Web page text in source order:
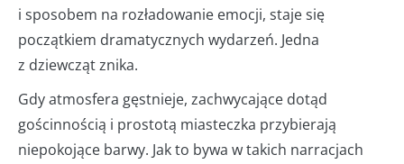
i sposobem na rozładowanie emocji, staje się
początkiem dramatycznych wydarzeń. Jedna
z dziewcząt znika.
Gdy atmosfera gęstnieje, zachwycające dotąd
gościnnością i prostotą miasteczka przybierają
niepokojące barwy. Jak to bywa w takich narracjach